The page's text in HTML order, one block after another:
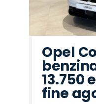
Opel
13.750
fine